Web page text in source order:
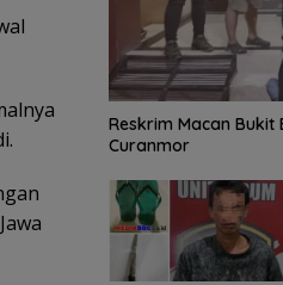
Reskrim Macan Bukit
Curanmor